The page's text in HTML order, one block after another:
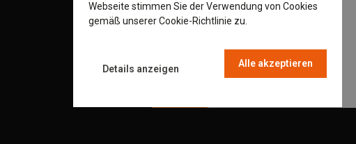
Webseite stimmen Sie der Verwendung von Cookies
gemäß unserer Cookie-Richtlinie zu.
Alle akzeptieren
Details anzeigen